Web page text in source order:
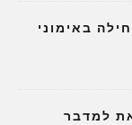
באימוני
למדבר